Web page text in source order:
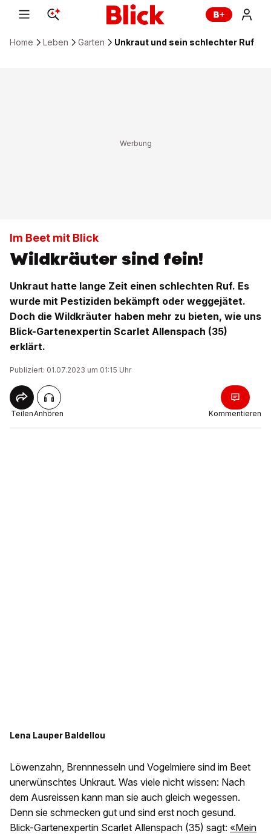
Home Leben Garten Unkraut und sein schlechter Ruf
Im Beet mit Blick
Wildkräuter sind fein!
Unkraut hatte lange Zeit einen schlechten Ruf. Es
wurde mit Pestiziden bekämpft oder weggejätet.
Doch die Wildkräuter haben mehr zu bieten, wie uns
Blick-Gartenexpertin Scarlet Allenspach (35)
erklärt.
Publiziert: 01.07.2023 um 01:15 Uhr
TeilenAnhören Kommentieren
Lena Lauper Baldellou
Löwenzahn, Brennnesseln und Vogelmiere sind im Beet
unerwünschtes Unkraut. Was viele nicht wissen: Nach
dem Ausreissen kann man sie auch gleich wegessen.
Denn sie schmecken gut und sind erst noch gesund.
Blick-Gartenexpertin Scarlet Allenspach (35) sagt: «Mein